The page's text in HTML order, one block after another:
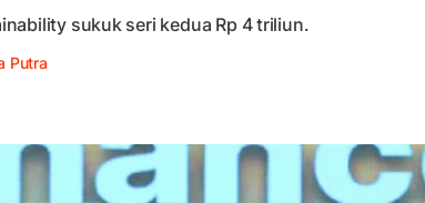
sukuk seri kedua Rp 4 triliun.
Putra